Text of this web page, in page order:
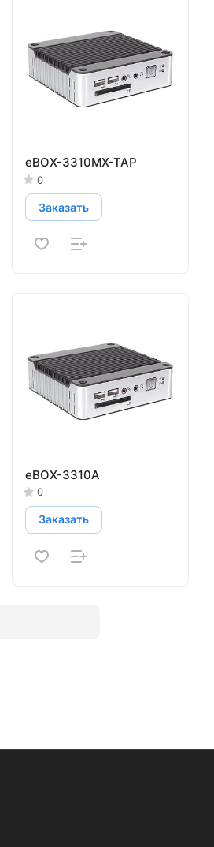
eBOX-3310MX-TAP
0
Заказать
eBOX-3310A
0
Заказать